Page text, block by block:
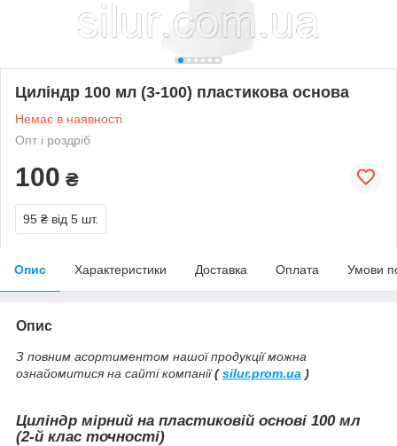
Циліндр 100 мл (3-100) пластикова основа
Немає в наявності
Опт і роздріб
100 ₴
95 ₴ від 5 шт.
Опис Характеристики Доставка Оплата Умови
Опис
З повним асортиментом нашої продукції можна
ознайомитися на сайті компанії(silur.prom.ua )
Циліндр мірний на пластиковій основі 100 мл
(2-й клас точності)